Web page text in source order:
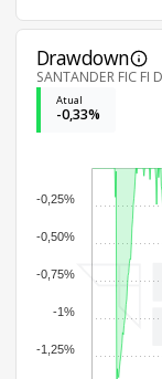
Drawdown
SANTANDER FIC FI
Atual
-0,33%
-1,25%
-1%
-0,75%
-0,50%
-0,25%